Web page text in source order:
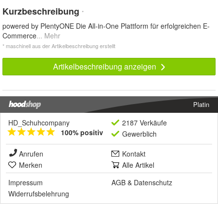
Kurzbeschreibung *
powered by PlentyONE Die All-in-One Plattform für erfolgreichen E-
Commerce... Mehr
* maschinell aus der Artikelbeschreibung erstellt
Artikelbeschreibung anzeigen
Platin
HD_Schuhcompany
100% positiv
2187 Verkäufe
Gewerblich
Anrufen
Kontakt
Merken
Alle Artikel
Impressum
AGB & Datenschutz
Widerrufsbelehrung